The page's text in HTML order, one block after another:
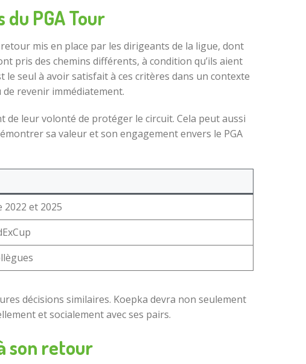
PGA Tour
mis en place par les dirigeants de la ligue, dont
pris des chemins différents, à condition qu’ils aient
seul à avoir satisfait à ces critères dans un contexte
de revenir immédiatement.
leur volonté de protéger le circuit. Cela peut aussi
sa valeur et son engagement envers le PGA
et 2025
décisions similaires. Koepka devra non seulement
et socialement avec ses pairs.
son retour